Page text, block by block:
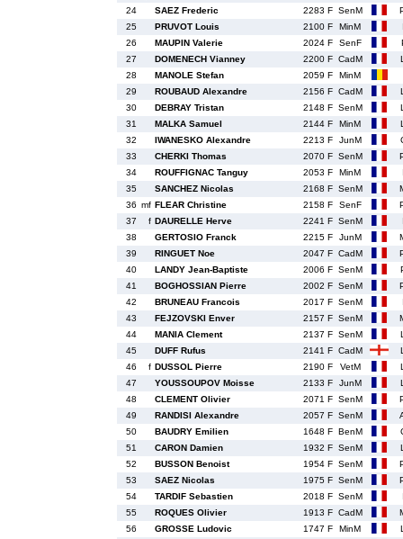
24
SAEZ Frederic 2283 F SenM
25
PRUVOT Louis 2100 F MinM
26
MAUPIN Valerie 2024 F SenF
27
DOMENECH Vianney 2200 F CadM
28
MANOLE Stefan 2059 F
MinM
29
ROUBAUD Alexandre 2156 F CadM
30
DEBRAY Tristan 2148 F SenM
31
MALKA Samuel 2144 F MinM
32
IWANESKO Alexandre 2213 F JunM
33
CHERKI Thomas 2070 F SenM
34
ROUFFIGNAC Tanguy 2053 F MinM
35
SANCHEZ Nicolas 2168 F SenM
36 mf FLEAR Christine 2158 F SenF
37
f DAURELLE Herve 2241 F SenM
38
GERTOSIO Franck 2215 F JunM
39
RINGUET Noe 2047 F CadM
40
LANDY Jean-Baptiste 2006 F SenM
41
BOGHOSSIAN Pierre 2002 F SenM
42
BRUNEAU Francois 2017 F SenM
43
FEJZOVSKI Enver 2157 F SenM
44
MANIA Clement 2137 F SenM
45
DUFF Rufus 2141 F CadM
46
f DUSSOL Pierre 2190 F VetM
47
YOUSSOUPOV Moisse 2133 F JunM
48
CLEMENT Olivier 2071 F SenM
49
RANDISI Alexandre 2057 F SenM
50
BAUDRY Emilien 1648 F BenM
51
CARON Damien 1932 F SenM
52
BUSSON Benoist 1954 F SenM
53
SAEZ Nicolas 1975 F SenM
54
TARDIF Sebastien 2018 F SenM
55
ROQUES Olivier 1913 F CadM
56
GROSSE Ludovic 1747 F MinM